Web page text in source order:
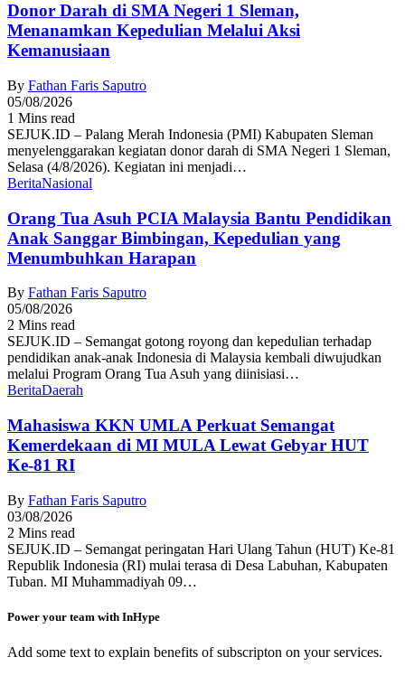
Donor Darah di SMA Negeri 1 Sleman,
Menanamkan Kepedulian Melalui Aksi
Kemanusiaan
By Fathan Faris Saputro
05/08/2026
1 Mins read
SEJUK.ID – Palang Merah Indonesia (PMI) Kabupaten Sleman
menyelenggarakan kegiatan donor darah di SMA Negeri 1 Sleman,
Selasa (4/8/2026). Kegiatan ini menjadi…
BeritaNasional
Orang Tua Asuh PCIA Malaysia Bantu Pendidikan
Anak Sanggar Bimbingan, Kepedulian yang
Menumbuhkan Harapan
By Fathan Faris Saputro
05/08/2026
2 Mins read
SEJUK.ID – Semangat gotong royong dan kepedulian terhadap
pendidikan anak-anak Indonesia di Malaysia kembali diwujudkan
melalui Program Orang Tua Asuh yang diinisiasi…
BeritaDaerah
Mahasiswa KKN UMLA Perkuat Semangat
Kemerdekaan di MI MULA Lewat Gebyar HUT
Ke-81 RI
By Fathan Faris Saputro
03/08/2026
2 Mins read
SEJUK.ID – Semangat peringatan Hari Ulang Tahun (HUT) Ke-81
Republik Indonesia (RI) mulai terasa di Desa Labuhan, Kabupaten
Tuban. MI Muhammadiyah 09…
Power your team with InHype
Add some text to explain benefits of subscripton on your services.